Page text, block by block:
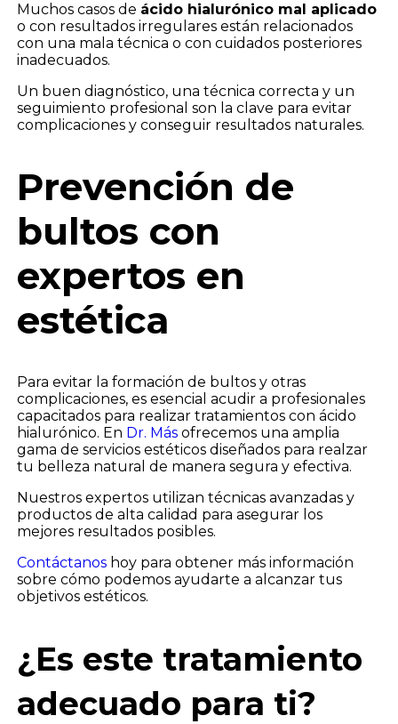
Muchos casos de ácido hialurónico mal aplicado
o con resultados irregulares están relacionados
con una mala técnica o con cuidados posteriores
inadecuados.
Un buen diagnóstico, una técnica correcta y un
seguimiento profesional son la clave para evitar
complicaciones y conseguir resultados naturales.
Prevención de
bultos con
expertos en
estética
Para evitar la formación de bultos y otras
complicaciones, es esencial acudir a profesionales
capacitados para realizar tratamientos con ácido
hialurónico. En Dr. Másofrecemos una amplia
gama de servicios estéticos diseñados para realzar
tu belleza natural de manera segura y efectiva.
Nuestros expertos utilizan técnicas avanzadas y
productos de alta calidad para asegurar los
mejores resultados posibles.
Contáctanos hoy para obtener más información
sobre cómo podemos ayudarte a alcanzar tus
objetivos estéticos.
¿Es este tratamiento
adecuado para ti?